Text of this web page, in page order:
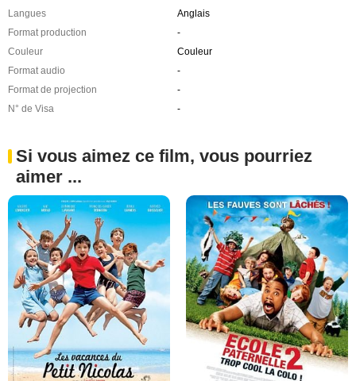
Langues
Anglais
Format production
-
Couleur
Couleur
Format audio
-
Format de projection
-
N° de Visa
-
Si vous aimez ce film, vous pourriez
aimer ...